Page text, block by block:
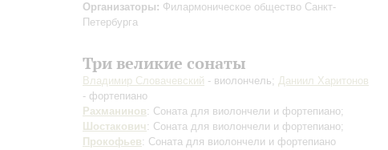
Организаторы: Филармоническое общество Санкт-
Петербурга
Три великие сонаты
Владимир Словачевский - виолончель; Даниил Харитонов
- фортепиано
Рахманинов: Соната для виолончели и фортепиано;
Шостакович : Соната для виолончели и фортепиано;
Прокофьев: Соната для виолончели и фортепиано